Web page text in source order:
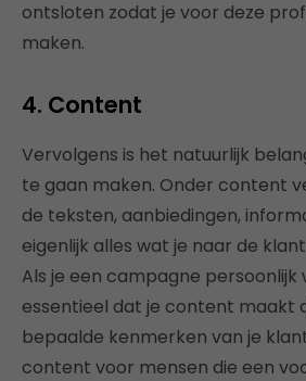
ontsloten zodat je voor deze
maken.
4. Content
Vervolgens is het natuurlijk
te gaan maken. Onder content
de teksten, aanbiedingen,
eigenlijk alles wat je naar de
Als je een campagne persoonlijk
essentieel dat je content maakt
bepaalde kenmerken van je
content voor mensen die een